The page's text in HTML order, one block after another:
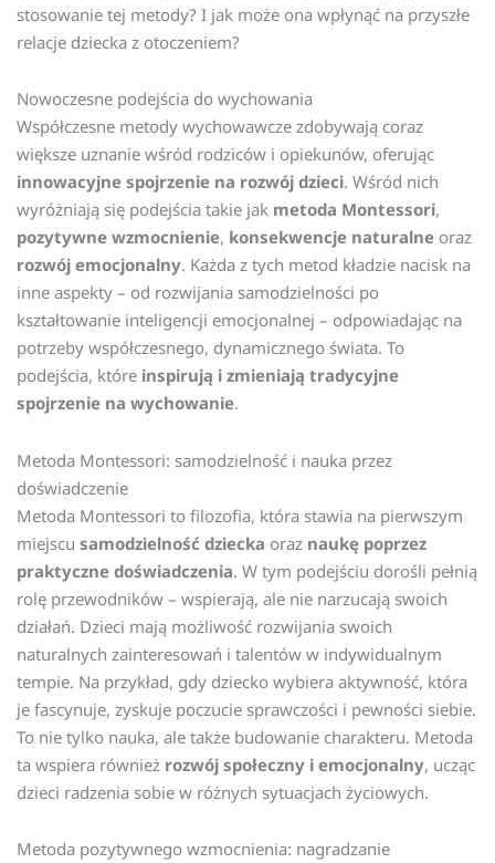
stosowanie tej metody? I jak może ona wpłynąć na przyszłe
relacje dziecka z otoczeniem?
Nowoczesne podejścia do wychowania
Współczesne metody wychowawcze zdobywają coraz
większe uznanie wśród rodziców i opiekunów, oferując
innowacyjne spojrzenie na rozwój dzieci. Wśród nich
wyróżniają się podejścia takie jak metoda Montessori,
pozytywne wzmocnienie, konsekwencje naturalne oraz
rozwój emocjonalny. Każda z tych metod kładzie nacisk na
inne aspekty – od rozwijania samodzielności po
kształtowanie inteligencji emocjonalnej – odpowiadając na
potrzeby współczesnego, dynamicznego świata. To
podejścia, które inspirują i zmieniają tradycyjne
spojrzenie na wychowanie.
Metoda Montessori: samodzielność i nauka przez
doświadczenie
Metoda Montessori to filozofia, która stawia na pierwszym
miejscu samodzielność dziecka oraz naukę poprzez
praktyczne doświadczenia. W tym podejściu dorośli pełnią
rolę przewodników – wspierają, ale nie narzucają swoich
działań. Dzieci mają możliwość rozwijania swoich
naturalnych zainteresowań i talentów w indywidualnym
tempie. Na przykład, gdy dziecko wybiera aktywność, która
je fascynuje, zyskuje poczucie sprawczości i pewności siebie.
To nie tylko nauka, ale także budowanie charakteru. Metoda
ta wspiera również rozwój społeczny i emocjonalny, ucząc
dzieci radzenia sobie w różnych sytuacjach życiowych.
Metoda pozytywnego wzmocnienia: nagradzanie